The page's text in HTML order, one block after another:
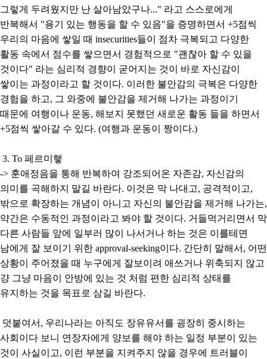
그렇게 두려웠지만 난 살아남았구나..." 라고 스스로에게
반복해서 "용기 있는 행동을 할 수 있음"을 증명하면서 +5점씩
우리의 마음에 쌓일 때 insecurities들이 점차 극복되고 다양한
활동 속에서 점수를 쌓으면서 경험적으로 "괜찮아 할 수 있을
것이다" 라는 심리적 경향이 굳어지는 것이 바로 자신감이
쌓이는 과정이라고 할 것이다. 이러한 불안감의 극복은 다양한
경험을 하고, 그 와중에 불안감을 제거해 나가는 과정이기
때문에 여행이나 운동, 해보지 못했던 새로운 활동 들을 하면서
+5점씩 쌓아갈 수 있다. (여행과 운동이 짱이다.)
3. To 페르미햏
-> 훈애정음을 통해 반복하여 강조되어온 자존감, 자신감의
의미를 곡해하지 말길 바란다. 이것은 막 나대고, 공격적이고,
밖으로 확장하는 개념이 아니고 자신의 불안감을 제거해 나가는,
약간은 수동적인 과정이라고 봐야 할 것이다. 거들먹거리면서 막
다른 사람들 앞에 일부러 많이 나서거나 하는 것은 이를테면
남에게 잘 보이기 위한 approval-seeking이다. 간단히 말해서, 어떤
상황이 주어졌을 때 누구에게 잘보이려 애쓰거나 위축되지 않고
걍 그냥 마음이 안방에 있는 것 처럼 편한 심리적 상태를
유지하는 것을 목표로 삼길 바란다.
덧붙여서, 우리나라는 아직도 장유유서를 굉장히 중시하는
사회이다 보니 연장자에게 양보를 해야 하는 일정 부분이 있는
것이 사실이고, 이런 부분을 지켜주지 않을 경우에 트러블이